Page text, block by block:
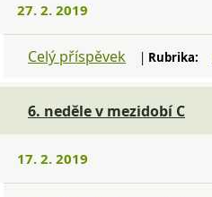
27. 2. 2019
Celý příspěvek | Rubrika:
6. neděle v mezidobí C
17. 2. 2019